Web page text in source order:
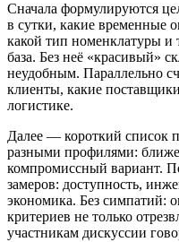
Сначала формулируются
в сутки, какие временные
какой тип номенклатуры и
база. Без неё «красивый»
неудобным. Параллельно
клиенты, какие
логистике.
Далее — короткий список
разными профилями: ближе
компромиссный вариант.
замеров: доступность,
экономика. Без симпатий:
критериев не только
участникам дискуссии